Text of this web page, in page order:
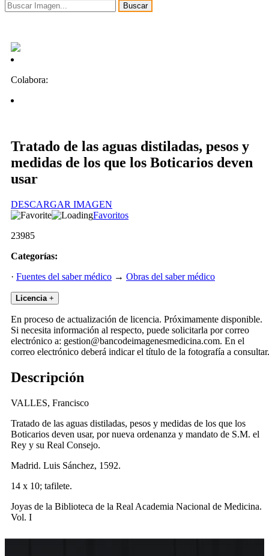
Buscar
Colabora:
Tratado de las aguas distiladas, pesos y
medidas de los que los Boticarios deven
usar
DESCARGAR IMAGEN
Favoritos
23985
Categorías:
· Fuentes del saber médico → Obras del saber médico
Licencia +
En proceso de actualización de licencia. Próximamente disponible.
Si necesita información al respecto, puede solicitarla por correo
electrónico a: gestion@bancodeimagenesmedicina.com. En el
correo electrónico deberá indicar el título de la fotografía a consultar.
Descripción
VALLES, Francisco
Tratado de las aguas distiladas, pesos y medidas de los que los
Boticarios deven usar, por nueva ordenanza y mandato de S.M. el
Rey y su Real Consejo.
Madrid. Luis Sánchez, 1592.
14 x 10; tafilete.
Joyas de la Biblioteca de la Real Academia Nacional de Medicina.
Vol. I